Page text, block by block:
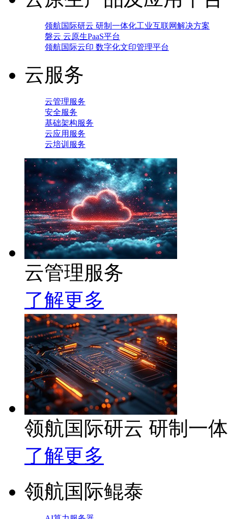
领航国际研云 研制一体化工业互联网解决方案
磐云 云原生PaaS平台
领航国际云印 数字化文印管理平台
云服务
云管理服务
安全服务
基础架构服务
云应用服务
云培训服务
云管理服务
了解更多
领航国际研云 研制一
了解更多
领航国际鲲泰